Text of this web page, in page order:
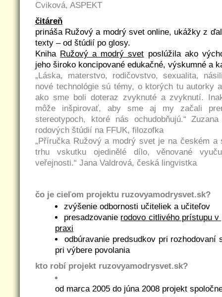
Cviková, ASPEKT
čitáreň
prináša Ružový a modrý svet online, ukážky z
texty – od štúdií po glosy.
Kniha Ružový a modrý svet poslúžila ako
jeho široko koncipované edukačné, výskumné a
„Láska, materstvo, rodičovstvo, sexualita,
nové technológie sú témy, o ktorých tu autorky
ako sme boli doteraz zvyknuté a zvyknutí.
môže inšpirovať, aby sme aj my začali
stereotypoch, ktoré nás ochudobňujú.“
rodových štúdií na FFUK, filozofka
„Příručka Ružový a modrý svet je na českém a
trhu vskutku ojedinělé dílo, věnované
veřejnosti.“ Jana Valdrová, česká lingvistka
čo je cieľom projektu ruzovyamodrysvet.sk?
zvýšenie odbornosti učiteliek a učiteľov
presadzovanie rodovo citlivého prístupu v
praxi
odbúravanie predsudkov pri rozhodovaní
pri výbere povolania
kto robí projekt ruzovyamodrysvet.sk?
od marca 2005 do júna 2008 projekt